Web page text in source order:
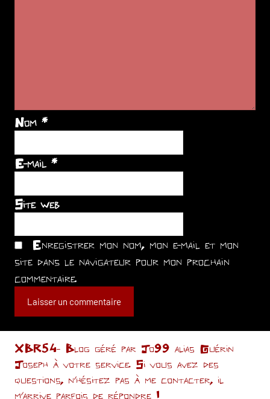
Nom *
E-mail *
Site web
Enregistrer mon nom, mon e-mail et mon
site dans le navigateur pour mon prochain
commentaire.
XBR54- Blog géré par Jo99 alias Guérin
Joseph à votre service. Si vous avez des
questions, n’hésitez pas à me contacter, il
m'arrive parfois de répondre !